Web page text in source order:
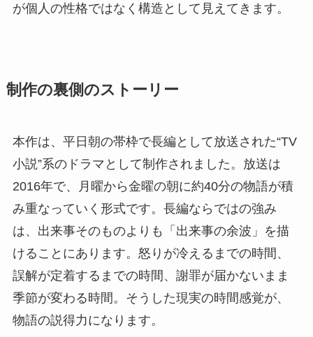
が個人の性格ではなく構造として見えてきます。
制作の裏側のストーリー
本作は、平日朝の帯枠で長編として放送された“TV
小説”系のドラマとして制作されました。放送は
2016年で、月曜から金曜の朝に約40分の物語が積
み重なっていく形式です。長編ならではの強み
は、出来事そのものよりも「出来事の余波」を描
けることにあります。怒りが冷えるまでの時間、
誤解が定着するまでの時間、謝罪が届かないまま
季節が変わる時間。そうした現実の時間感覚が、
物語の説得力になります。